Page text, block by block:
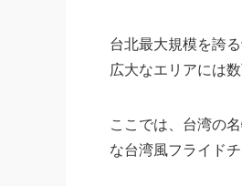
台北最大規模を誇
広大なエリアには
ここでは、台湾の
な台湾風フライド